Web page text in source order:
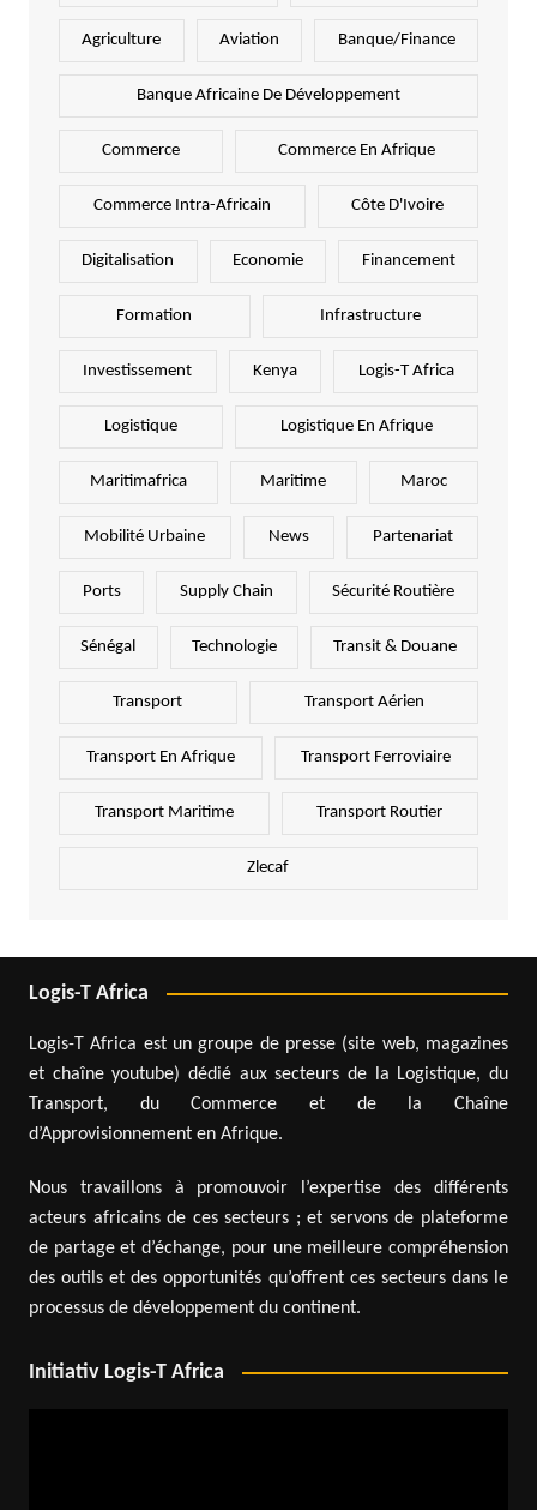
Agriculture Aviation Banque/Finance
Banque Africaine De Développement
Commerce Commerce En Afrique
Commerce Intra-Africain Côte D'Ivoire
Digitalisation Economie Financement
Formation Infrastructure
Investissement Kenya Logis-T Africa
Logistique Logistique En Afrique
Maritimafrica Maritime Maroc
Mobilité Urbaine News Partenariat
Ports Supply Chain Sécurité Routière
Sénégal Technologie Transit & Douane
Transport Transport Aérien
Transport En Afrique Transport Ferroviaire
Transport Maritime Transport Routier
Zlecaf
Logis-T Africa
Logis-T Africa est un groupe de presse (site web, magazines
et chaîne youtube) dédié aux secteurs de la Logistique, du
Transport, du Commerce et de la Chaîne
d’Approvisionnement en Afrique.
Nous travaillons à promouvoir l’expertise des différents
acteurs africains de ces secteurs ; et servons de plateforme
de partage et d’échange, pour une meilleure compréhension
des outils et des opportunités qu’offrent ces secteurs dans le
processus de développement du continent.
Initiativ Logis-T Africa